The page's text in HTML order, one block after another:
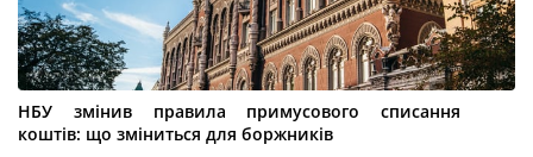
НБУ змінив правила примусового списання
коштів: що зміниться для боржників